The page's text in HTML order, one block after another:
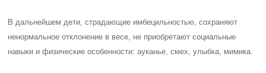
В дальнейшем дети, страдающие имбецильностью, сохраняют
ненормальное отклонение в весе, не приобретают социальные
навыки и физические особенности: ауканье, смех, улыбка, мимика.